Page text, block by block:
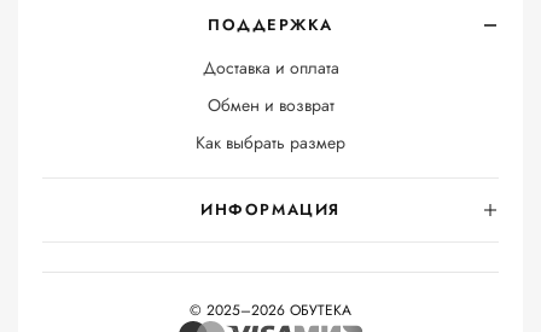
ПОДДЕРЖКА
Доставка и оплата
Обмен и возврат
Как выбрать размер
ИНФОРМАЦИЯ
© 2025–2026 ОБУТЕКА